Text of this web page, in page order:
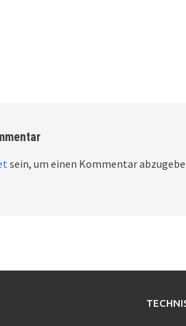
sein, um einen Kommentar